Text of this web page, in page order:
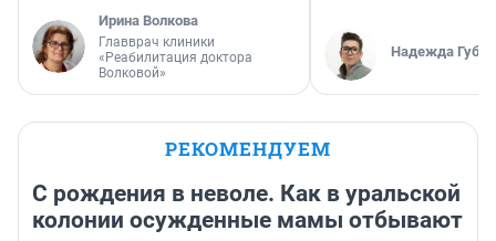
Ирина Волкова
Главврач клиники
«Реабилитация доктора
Волковой»
Надежда
РЕКОМЕНДУЕМ
С рождения в неволе. Как в уральской
колонии осужденные мамы отбывают